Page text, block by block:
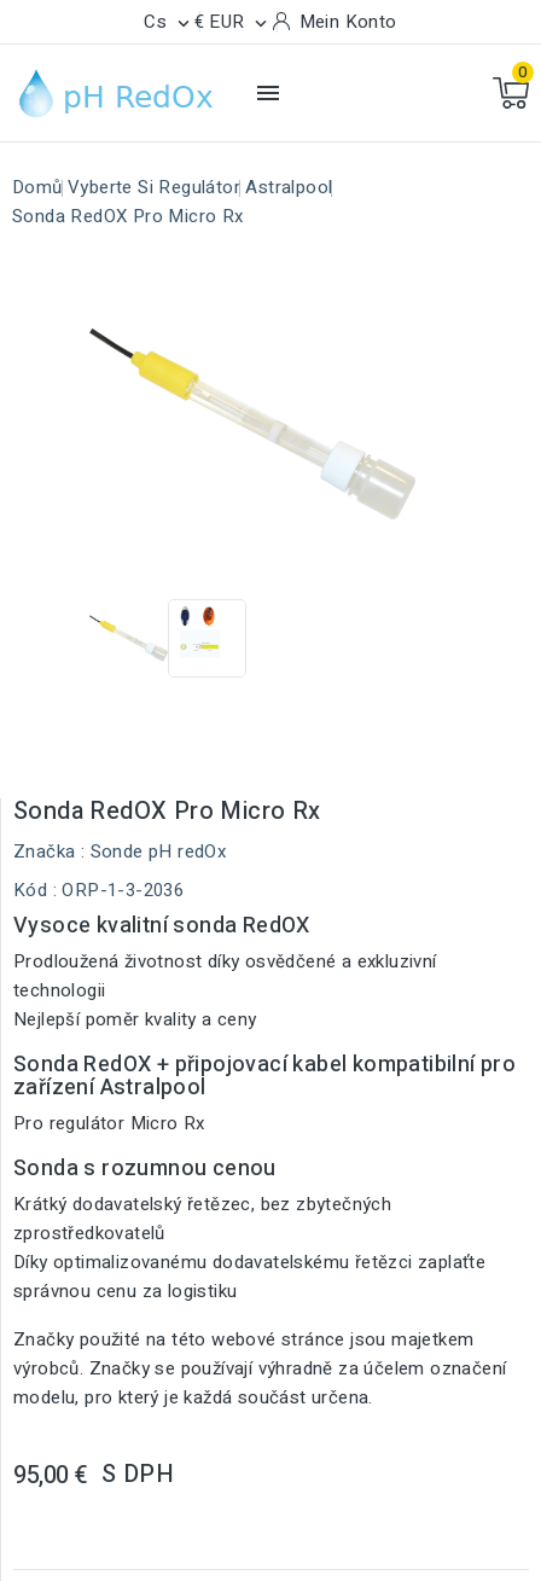
Cs  € EUR  Mein Konto

0
Domů Vyberte Si Regulátor Astralpool
Sonda RedOX Pro Micro Rx
Sonda RedOX Pro Micro Rx
Značka : Sonde pH redOx
Kód : ORP-1-3-2036
Vysoce kvalitní sonda RedOX
Prodloužená životnost díky osvědčené a exkluzivní
technologii
Nejlepší poměr kvality a ceny
Sonda RedOX + připojovací kabel kompatibilní pro
zařízení Astralpool
Pro regulátor Micro Rx
Sonda s rozumnou cenou
Krátký dodavatelský řetězec, bez zbytečných
zprostředkovatelů
Díky optimalizovanému dodavatelskému řetězci zaplaťte
správnou cenu za logistiku
Značky použité na této webové stránce jsou majetkem
výrobců. Značky se používají výhradně za účelem označení
modelu, pro který je každá součást určena.
95,00 € S DPH